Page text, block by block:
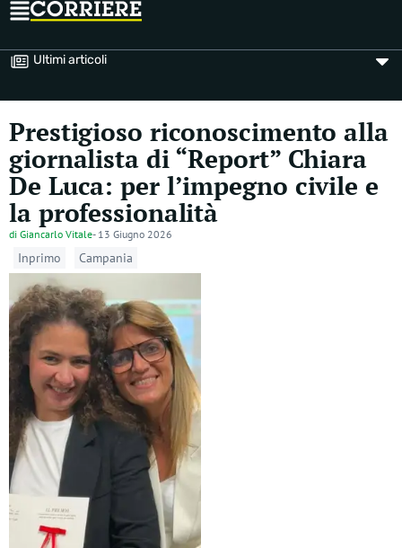
Ultimi articoli
Prestigioso riconoscimento alla
giornalista di “Report” Chiara
De Luca: per l’impegno civile e
la professionalità
di Giancarlo Vitale- 13 Giugno 2026
Inprimo Campania